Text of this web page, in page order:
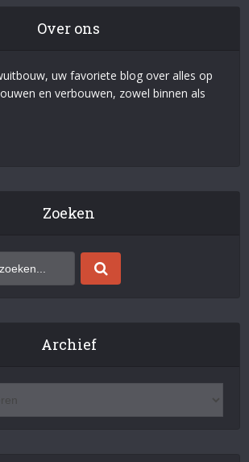
Over ons
uw favoriete blog over alles op
en verbouwen, zowel binnen als
Zoeken
Archief